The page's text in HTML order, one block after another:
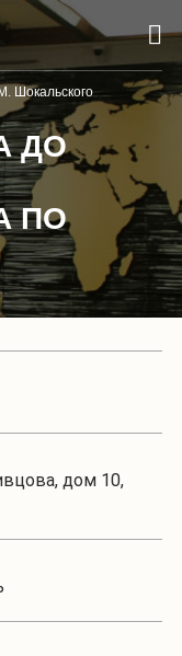
Шокальского
ДО
ПО
дом 10,